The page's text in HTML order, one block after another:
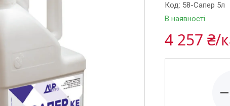
В наявності
Код: 58-Сапер 5л
4 257 ₴/